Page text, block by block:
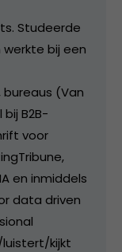
Studeerde
bij een
bureaus (Van
B2B-
voor
en inmiddels
data driven
luistert/kijkt